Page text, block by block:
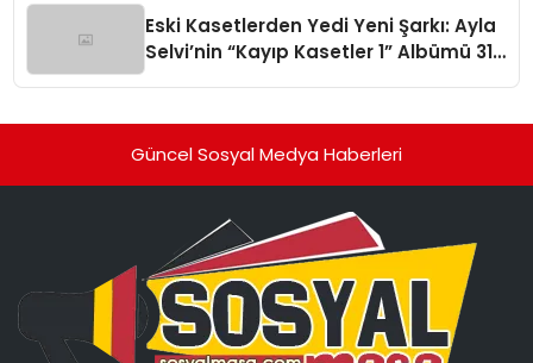
Eski Kasetlerden Yedi Yeni Şarkı: Ayla
Selvi’nin “Kayıp Kasetler 1” Albümü 31
Güncel Sosyal Medya Haberleri